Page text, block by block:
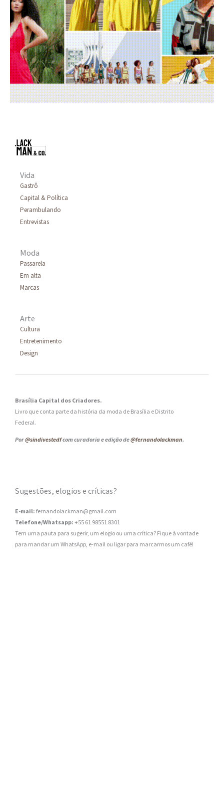
Vida
Gastrô
Capital & Política
Perambulando
Entrevistas
Moda
Passarela
Em alta
Marcas
Arte
Cultura
Entretenimento
Design
Brasília Capital dos Criadores.
Livro que conta parte da história da moda de Brasília e Distrito
Federal.
Por@sindivestedfcom curadoria e edição de@fernandolackman.
Sugestões, elogios e críticas?
E-mail: fernandolackman@gmail.com
Telefone/Whatsapp: +55 61 98551 8301
Tem uma pauta para sugerir, um elogio ou uma crítica? Fique à vontade
para mandar um WhatsApp, e-mail ou ligar para marcarmos um café!